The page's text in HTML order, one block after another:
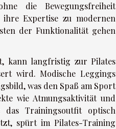
die Bewegungsfreiheit
Expertise zu modernen
der Funktionalität gehen
kann langfristig zur Pilates
wird. Modische Leggings
was den Spaß am Sport
wie Atmungsaktivität und
das Trainingsoutfit optisch
spürt im Pilates-Training